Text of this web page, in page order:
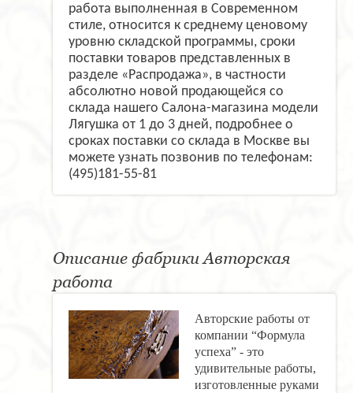
работа выполненная в Современном
стиле, относится к среднему ценовому
уровню складской программы, сроки
поставки товаров представленных в
разделе «Распродажа», в частности
абсолютно новой продающейся со
склада нашего Салона-магазина модели
Лягушка от 1 до 3 дней, подробнее о
сроках поставки со склада в Москве вы
можете узнать позвонив по телефонам:
(495)181-55-81
Описание фабрики Авторская
работа
Авторские работы от
компании “Формула
успеха” - это
удивительные работы,
изготовленные руками